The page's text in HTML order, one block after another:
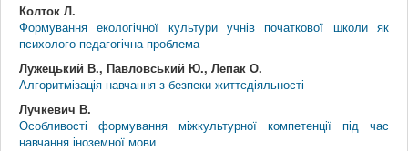
Колток Л.
Формування екологічної культури учнів початкової школи як
психолого-педагогічна проблема
Лужецький В., Павловський Ю., Лепак О.
Алгоритмізація навчання з безпеки життєдіяльності
Лучкевич В.
Особливості формування міжкультурної компетенції під час
навчання іноземної мови